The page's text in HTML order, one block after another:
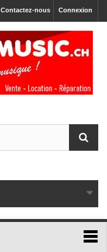
Connexion
Contactez-nous